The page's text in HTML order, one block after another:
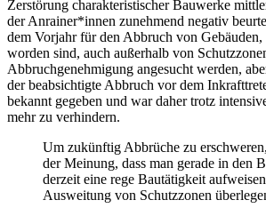
Zerstörung charakteristischer Bauwerke
der Anrainer*innen zunehmend negativ
dem Vorjahr für den Abbruch von
worden sind, auch außerhalb von
Abbruchgenehmigung angesucht werden,
der beabsichtigte Abbruch vor dem
bekannt gegeben und war daher trotz
mehr zu verhindern.
Um zukünftig Abbrüche zu
der Meinung, dass man gerade in den
derzeit eine rege Bautätigkeit
Ausweitung von Schutzzonen